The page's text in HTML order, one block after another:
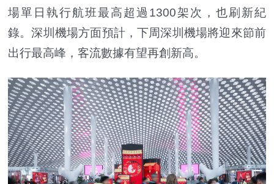
場單日執行航班最高超過1300架次，也刷新紀
錄。深圳機場方面預計，下周深圳機場將迎來節前
出行最高峰，客流數據有望再創新高。